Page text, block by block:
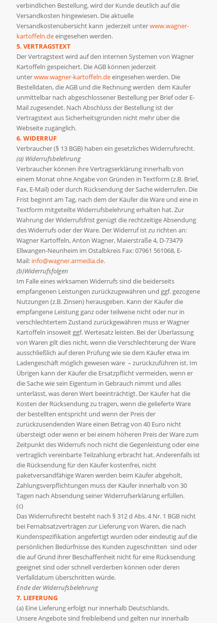
verbindlichen Bestellung, wird der Kunde deutlich auf die
Versandkosten hingewiesen. Die aktuelle
Versandkostenübersicht kann jederzeit unterwww.wagner-
kartoffeln.deeingesehen werden.
5. VERTRAGSTEXT
Der Vertragstext wird auf den internen Systemen von Wagner
Kartoffeln gespeichert. Die AGB können jederzeit
unterwww.wagner-kartoffeln.deeingesehen werden. Die
Bestelldaten, die AGB und die Rechnung werden dem Käufer
unmittelbar nach abgeschlossener Bestellung per Brief oder E-
Mail zugesendet. Nach Abschluss der Bestellung ist der
Vertragstext aus Sicherheitsgründen nicht mehr über die
Webseite zugänglich.
6. WIDERRUF
Verbraucher (§ 13 BGB) haben ein gesetzliches Widerrufsrecht.
(a) Widerrufsbelehrung
Verbraucher können ihre Vertragserklärung innerhalb von
einem Monat ohne Angabe von Gründen in Textform (z.B. Brief,
Fax, E-Mail) oder durch Rücksendung der Sache widerrufen. Die
Frist beginnt am Tag, nach dem der Käufer die Ware und eine in
Textform mitgeteilte Widerrufsbelehrung erhalten hat. Zur
Wahrung der Widerrufsfrist genügt die rechtzeitige Absendung
des Widerrufs oder der Ware. Der Widerruf ist zu richten an:
Wagner Kartoffeln, Anton Wagner, Maierstraße 4, D-73479
Ellwangen-Neunheim im Ostalbkreis Fax: 07961 561068, E-
Mail: info@wagner.armedia.de.
(b)Widerrufsfolgen
Im Falle eines wirksamen Widerrufs sind die beiderseits
empfangenen Leistungen zurückzugewähren und ggf. gezogene
Nutzungen (z.B. Zinsen) herausgeben. Kann der Käufer die
empfangene Leistung ganz oder teilweise nicht oder nur in
verschlechtertem Zustand zurückgewähren muss er Wagner
Kartoffeln insoweit ggf. Wertesatz leisten. Bei der Überlassung
von Waren gilt dies nicht, wenn die Verschlechterung der Ware
ausschließlich auf deren Prüfung wie sie dem Käufer etwa im
Ladengeschäft möglich gewesen wäre – zurückzuführen ist. Im
Übrigen kann der Käufer die Ersatzpflicht vermeiden, wenn er
die Sache wie sein Eigentum in Gebrauch nimmt und alles
unterlässt, was deren Wert beeinträchtigt. Der Käufer hat die
Kosten der Rücksendung zu tragen, wenn die gelieferte Ware
der bestellten entspricht und wenn der Preis der
zurückzusendenden Ware einen Betrag von 40 Euro nicht
übersteigt oder wenn er bei einem höheren Preis der Ware zum
Zeitpunkt des Widerrufs noch nicht die Gegenleistung oder eine
vertraglich vereinbarte Teilzahlung erbracht hat. Anderenfalls ist
die Rücksendung für den Käufer kostenfrei, nicht
paketversandfähige Waren werden beim Käufer abgeholt,
Zahlungsverpflichtungen muss der Käufer innerhalb von 30
Tagen nach Absendung seiner Widerrufserklärung erfüllen.
(c)
Das Widerrufsrecht besteht nach § 312 d Abs. 4 Nr. 1 BGB nicht
bei Fernabsatzverträgen zur Lieferung von Waren, die nach
Kundenspezifikation angefertigt wurden oder eindeutig auf die
persönlichen Bedürfnisse des Kunden zugeschnitten sind oder
die auf Grund ihrer Beschaffenheit nicht für eine Rücksendung
geeignet sind oder schnell verderben können oder deren
Verfalldatum überschritten würde.
Ende der Widerrufsbelehrung
7. LIEFERUNG
(a) Eine Lieferung erfolgt nur innerhalb Deutschlands.
Unsere Angebote sind freibleibend und gelten nur innerhalb